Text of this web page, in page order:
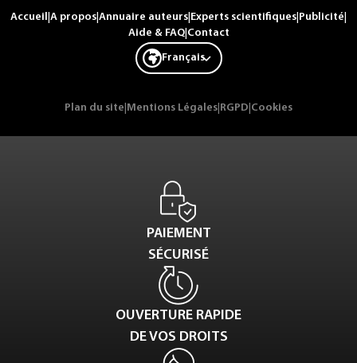
Accueil A propos Annuaire auteurs Experts scientifiques Publicité
Aide & FAQ| Contact
Français
Plan du site Mentions Légales RGPD Cookies
PAIEMENT
SÉCURISÉ
OUVERTURE RAPIDE
DE VOS DROITS